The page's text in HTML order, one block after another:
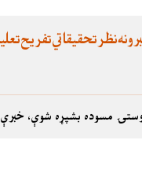
تفریحتحقیقاتينظر
مسوده بشپړه شوې،